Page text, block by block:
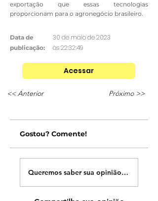
exportação que essas tecnologias
proporcionam para o agronegócio brasileiro.
Data de
publicação:
30 de maio de 2023
às 22:32:49
Acessar
<< Anterior Próximo >>
Gostou? Comente!
Queremos saber sua opinião sobre